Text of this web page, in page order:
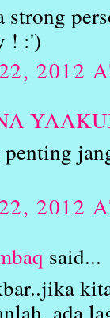
strong
! :')
2012
penting
2012
said...
ada